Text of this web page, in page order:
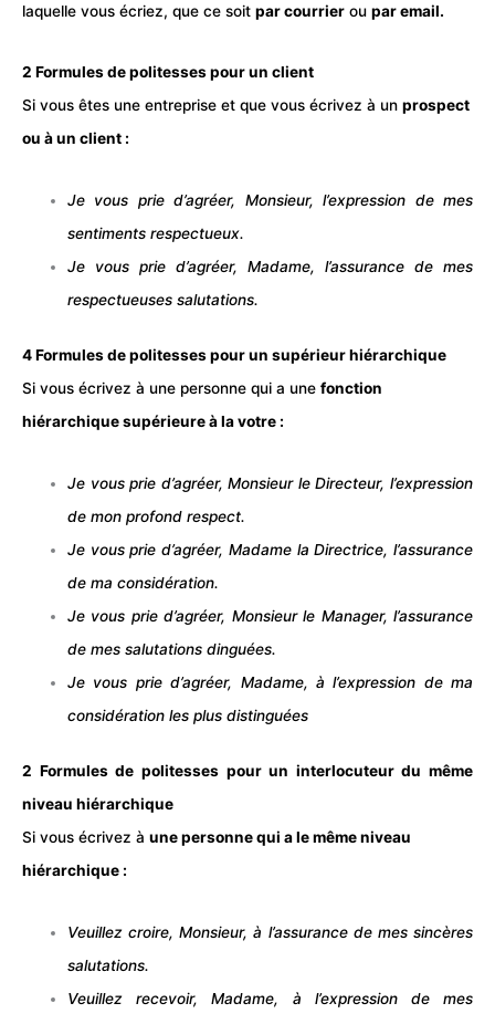
laquelle vous écriez, que ce soit par courrier ou par email.
2 Formules de politesses pour un client
Si vous êtes une entreprise et que vous écrivez à un prospect
ou à un client :
Je vous prie d’agréer, Monsieur, l’expression de mes
sentiments respectueux.
Je vous prie d’agréer, Madame, l’assurance de mes
respectueuses salutations.
4 Formules de politesses pour un supérieur hiérarchique
Si vous écrivez à une personne qui a une fonction
hiérarchique supérieure à la votre :
Je vous prie d’agréer, Monsieur le Directeur, l’expression
de mon profond respect.
Je vous prie d’agréer, Madame la Directrice, l’assurance
de ma considération.
Je vous prie d’agréer, Monsieur le Manager, l’assurance
de mes salutations dinguées.
Je vous prie d’agréer, Madame, à l’expression de ma
considération les plus distinguées
2 Formules de politesses pour un interlocuteur du même
niveau hiérarchique
Si vous écrivez à une personne qui a le même niveau
hiérarchique :
Veuillez croire, Monsieur, à l’assurance de mes sincères
salutations.
Veuillez recevoir, Madame, à l’expression de mes